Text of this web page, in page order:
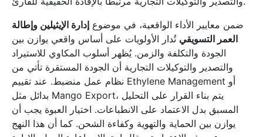
ضمن معايير الأداء الواقعية، في موضوع إدارة الإيثيلين وإطالة
العمر التسويقي تُدار الأولويات على أساس واقعي يوازن بين
الجودة والتكلفة والزمن. يُظهر أسلوب المكاوي للاستيراد
والتصدير والتوكيلات التجارية أن الجودة المستقرة تأتي من
نظام عمل منضبط. عند تقييم Ethylene Management أو
بدائل مثل Mango Export، يتم بناء القرار على التحليل
المسبق بدل الاعتماد على الانطباعات. اختيار العبوة يجب أن
يوازن بين الحماية والتهوية وكفاءة الشحن. كما أن هذا النهج